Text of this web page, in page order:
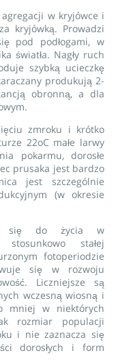
w kryjówce i
kryjówką. Prowadzi
pod podłogami, w
światła. Nagły ruch
szybką ucieczkę
produkują 2-
obronną, a dla
zmroku i krótko
22oC małe larwy
pokarmu, dorosłe
prusaka jest bardzo
jest szczególnie
(w okresie
się do życia w
stałej
fotoperiodzie
się w rozwoju
Liczniejsze są
wczesną wiosną i
mniej w niektórych
rozmiar populacji
i nie zaznacza się
dorosłych i form